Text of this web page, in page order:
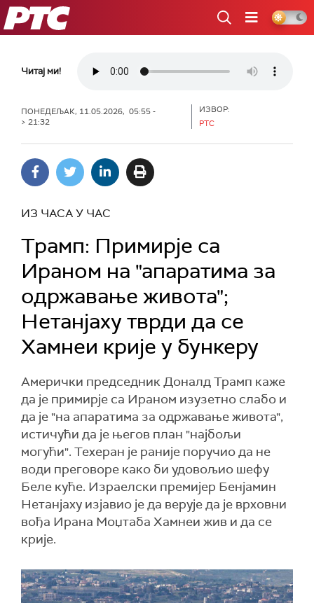
РТС
Читај ми!
ПОНЕДЕЉАК, 11.05.2026, 05:55 -
> 21:32
ИЗВОР:
РТС
ИЗ ЧАСА У ЧАС
Трамп: Примирје са
Ираном на "апаратима за
одржавање живота";
Нетанјаху тврди да се
Хамнеи крије у бункеру
Амерички председник Доналд Трамп каже
да је примирје са Ираном изузетно слабо и
да је "на апаратима за одржавање живота",
истичући да је његов план "најбољи
могући". Техеран је раније поручио да не
води преговоре како би удовољио шефу
Беле куће. Израелски премијер Бенјамин
Нетанјаху изјавио је да верује да је врховни
вођа Ирана Моџтаба Хамнеи жив и да се
крије.